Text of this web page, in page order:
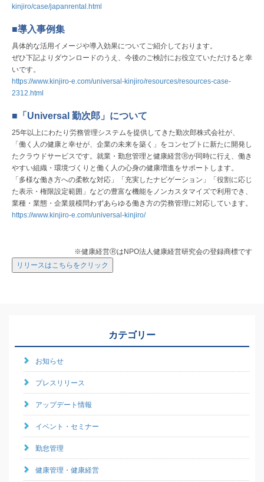
kinjiro/case/japanrental.html
■導入事例集
具体的な活用イメージや導入効果についてご紹介しております。
ぜひ下記よりダウンロードのうえ、今後のご検討にお役立ていただけると幸
いです。
https://www.kinjiro-e.com/universal-kinjiro/resources/resources-case-
2312.html
■「Universal 勤次郎」について
25年以上にわたり労務管理システムを提供してきた勤次郎株式会社が、
「働く人の健康と幸せが、企業の未来を築く」をコンセプトに新たに開発し
たクラウドサービスです。就業・勤怠管理と健康経営Ⓡが同時に行え、働き
やすい組織・環境づくりと働く人の心身の健康増進をサポートします。
「多様な働き方への柔軟な対応」「充実したナビゲーション」「役割に応じ
た表示・権限設定範囲」などの豊富な機能をノンカスタマイズで利用でき、
業種・業態・企業規模問わずあらゆる働き方の労務管理に対応しています。
https://www.kinjiro-e.com/universal-kinjiro/
※健康経営Ⓡは NPO法人健康経営研究会の登録商標です
リリースはこちらをクリック
カテゴリー
お知らせ
プレスリリース
アップデート情報
イベント・セミナー
勤怠管理
健康管理・健康経営